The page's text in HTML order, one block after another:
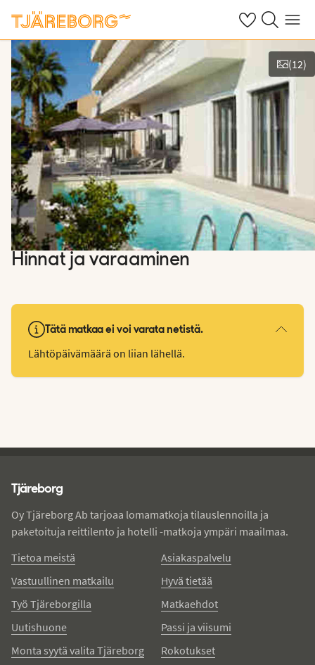
OmatHaku Valikko
Näytä kuvia
(12)
Hinnat ja varaaminen
Tätä matkaa ei voi varata netistä.
Lähtöpäivämäärä on liian lähellä.
Tjäreborg
Oy Tjäreborg Ab tarjoaa lomamatkoja tilauslennoilla ja
paketoituja reittilento ja hotelli -matkoja ympäri maailmaa.
Tietoa meistä
Vastuullinen matkailu
Työ Tjäreborgilla
Uutishuone
Monta syytä valita Tjäreborg
Asiakaspalvelu
Hyvä tietää
Matkaehdot
Passi ja viisumi
Rokotukset